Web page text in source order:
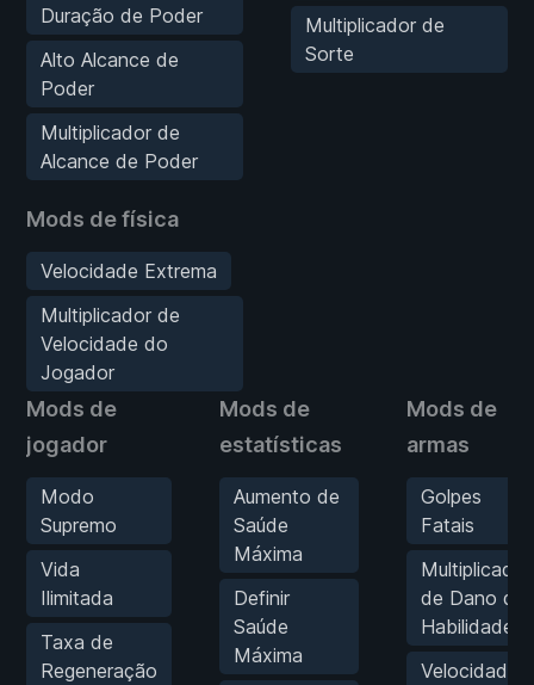
Duração de Poder
Alto Alcance de
Poder
Multiplicador de
Alcance de Poder
Mods de física
Velocidade Extrema
Multiplicador de
Velocidade do
Jogador
Multiplicador de
Sorte
Mods de
jogador
Modo
Supremo
Vida
Ilimitada
Taxa de
Regeneração
Mods de
estatísticas
Aumento de
Saúde
Máxima
Definir
Saúde
Máxima
Mods de
armas
Golpes
Fatais
Multiplicador
de Dano de
Habilidade
Velocidade